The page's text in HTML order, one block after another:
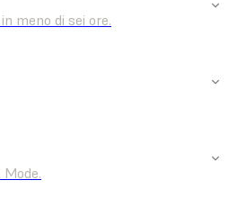
meno di sei ore.